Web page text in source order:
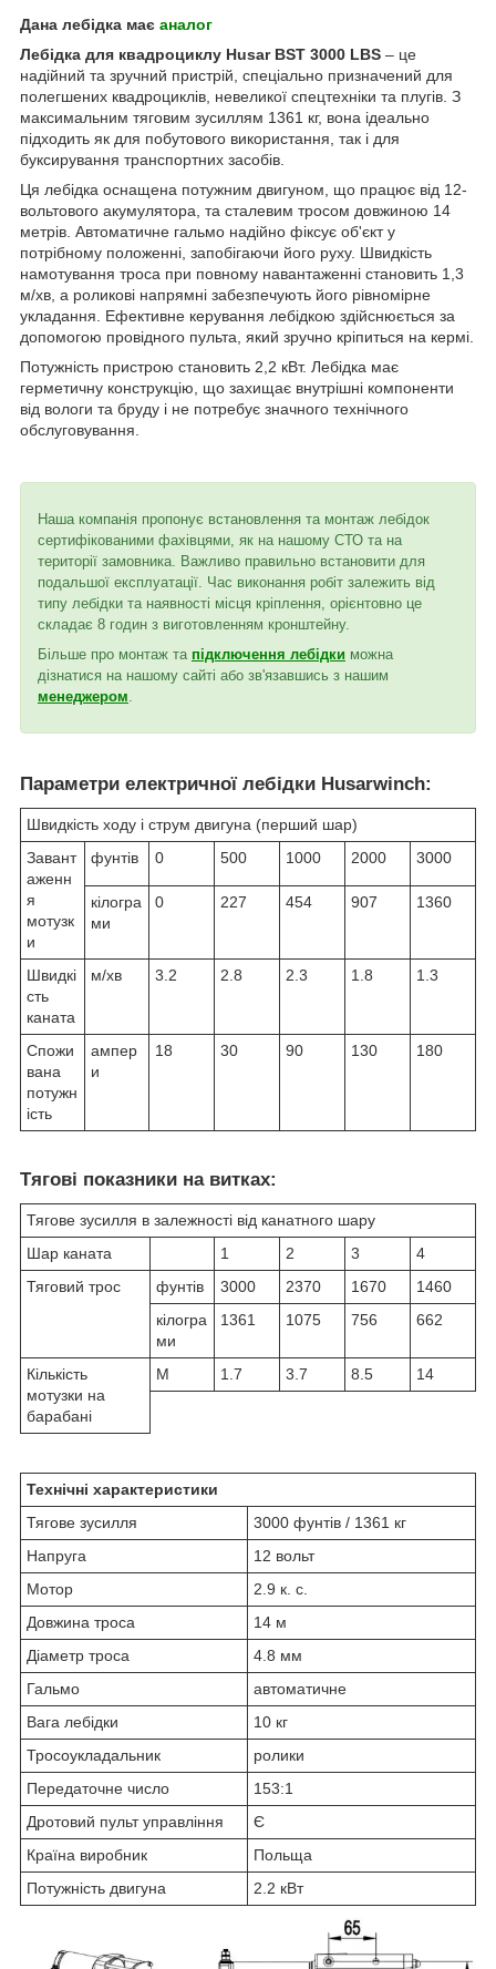
Дана лебідка має аналог
Лебідка для квадроциклу Husar BST 3000 LBS – це
надійний та зручний пристрій, спеціально призначений для
полегшених квадроциклів, невеликої спецтехніки та плугів. З
максимальним тяговим зусиллям 1361 кг, вона ідеально
підходить як для побутового використання, так і для
буксирування транспортних засобів.
Ця лебідка оснащена потужним двигуном, що працює від 12-
вольтового акумулятора, та сталевим тросом довжиною 14
метрів. Автоматичне гальмо надійно фіксує об'єкт у
потрібному положенні, запобігаючи його руху. Швидкість
намотування троса при повному навантаженні становить 1,3
м/хв, а роликові напрямні забезпечують його рівномірне
укладання. Ефективне керування лебідкою здійснюється за
допомогою провідного пульта, який зручно кріпиться на кермі.
Потужність пристрою становить 2,2 кВт. Лебідка має
герметичну конструкцію, що захищає внутрішні компоненти
від вологи та бруду і не потребує значного технічного
обслуговування.
Наша компанія пропонує встановлення та монтаж лебідок
сертифікованими фахівцями, як на нашому СТО та на
території замовника. Важливо правильно встановити для
подальшої експлуатації. Час виконання робіт залежить від
типу лебідки та наявності місця кріплення, орієнтовно це
складає 8 годин з виготовленням кронштейну.
Більше про монтаж та підключення лебідки можна
дізнатися на нашому сайті або зв'язавшись з нашим
менеджером.
Параметри електричної лебідки Husarwinch:
Швидкість ходу і струм двигуна (перший шар)
Завант
аженн
я
мотузк
и
фунтів 0 500 1000 2000 3000
кілогра
ми
0 227 454 907 1360
Швидкі
сть
каната
м/хв 3.2 2.8 2.3 1.8 1.3
Спожи
вана
потужн
ість
ампер
и
18 30 90 130 180
Тягові показники на витках:
Тягове зусилля в залежності від канатного шару
Шар каната
1 2 3
4
Тяговий трос
фунтів 3000 2370 1670
1460
кілогра
ми
1361 1075 756 662
Кількість
мотузки на
барабані
M 1.7 3.7 8.5 14
Технічні характеристики
Тягове зусилля
3000 фунтів / 1361 кг
Напруга
12 вольт
Мотор
2.9 к. с.
Довжина троса
14 м
Діаметр троса
4.8 мм
Гальмо
автоматичне
Вага лебідки
10 кг
Тросоукладальник
ролики
Передаточне число
153:1
Дротовий пульт управління
Є
Країна виробник
Польща
Потужність двигуна
2.2 кВт